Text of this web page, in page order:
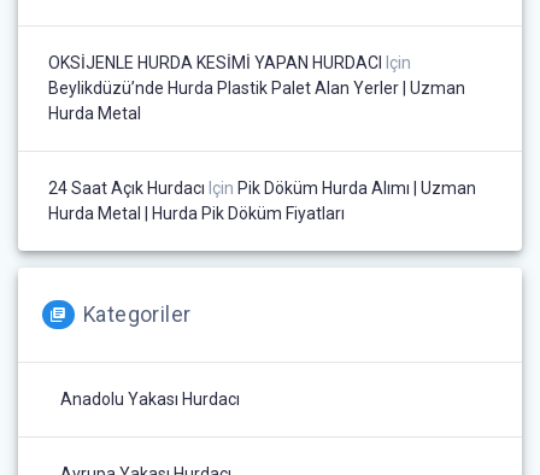
OKSİJENLE HURDA KESİMİ YAPAN HURDACI
Için
Beylikdüzü’nde Hurda Plastik Palet Alan Yerler | Uzman
Hurda Metal
24 Saat Açık Hurdacı Için Pik Döküm Hurda Alımı | Uzman
Hurda Metal | Hurda Pik Döküm Fiyatları
Kategoriler
Anadolu Yakası Hurdacı